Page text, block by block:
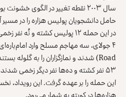
حامل دانشجویان پولیس هزاره را در
در این حمله ۱۲ پولیس کشته و
۴ جولای، سه مهاجم
مسلح وارد
۵۳ نفر کشته و ده‌ها نفر دیگر زخمی
این حمله را بر عهده گرفت. این